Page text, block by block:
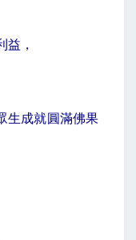
，
成就圓滿佛果